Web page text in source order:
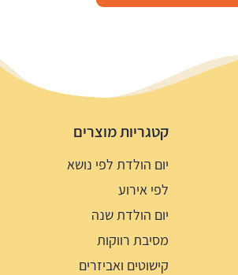
קטגריות מוצרים
יום הולדת לפי נושא
לפי אירוע
יום הולדת שנה
מסיבת רווקות
קישוטים ואביזרים